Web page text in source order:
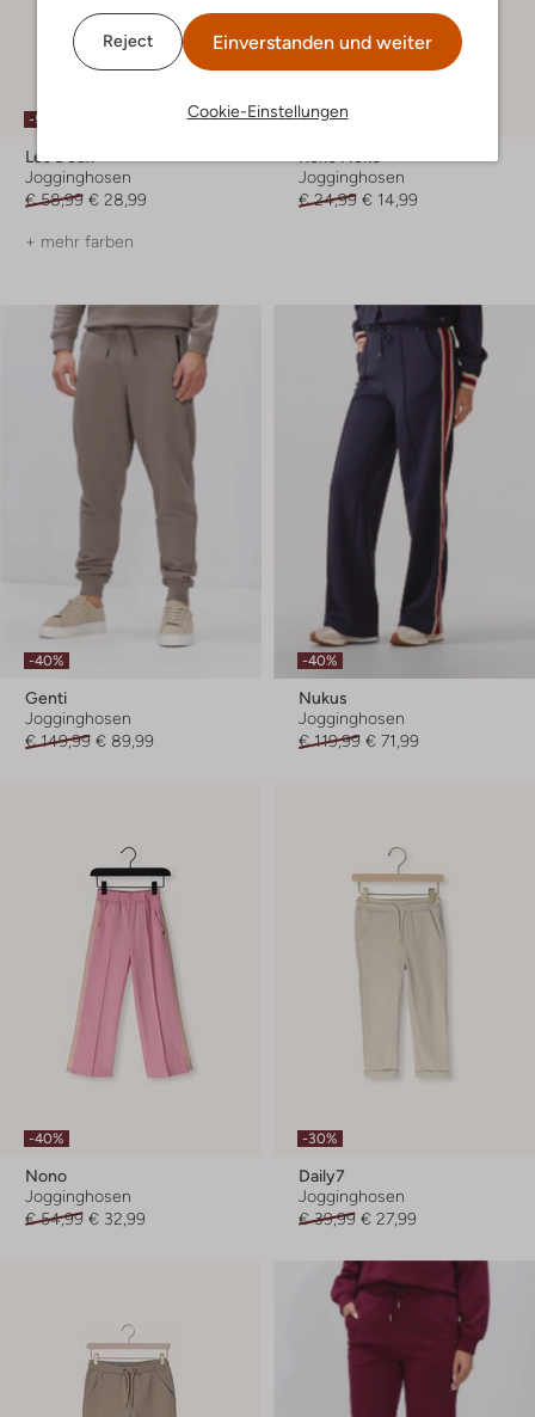
Reject Einverstanden und weiter
Cookie-Einstellungen
-50%
Les Deux
Jogginghosen
€ 58,99 € 28,99
+ mehr farben
-40%
Koko Noko
Jogginghosen
€ 24,99 € 14,99
-40%
Genti
Jogginghosen
€ 149,99 € 89,99
-40%
Nukus
Jogginghosen
€ 119,99 € 71,99
-40%
Nono
Jogginghosen
€ 54,99 € 32,99
-30%
Daily7
Jogginghosen
€ 39,99 € 27,99